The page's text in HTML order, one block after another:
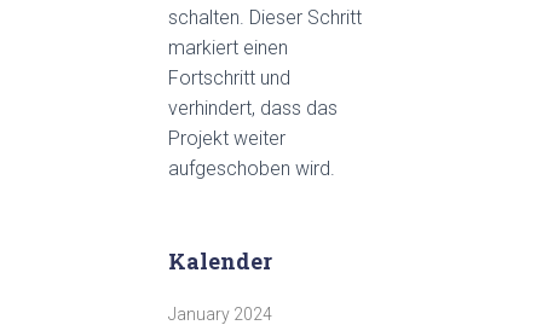
schalten. Dieser Schritt
markiert einen
Fortschritt und
verhindert, dass das
Projekt weiter
aufgeschoben wird.
Kalender
January 2024